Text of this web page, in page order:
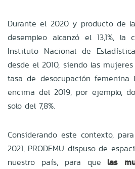
Durante el 2020 y producto de
desempleo alcanzó el 13,1%,
Instituto Nacional de
desde el 2010, siendo las
tasa de desocupación femenina
encima del 2019, por ejemplo,
solo del 7,8%.
Considerando este contexto,
2021, PRODEMU dispuso de
nuestro país, para que las